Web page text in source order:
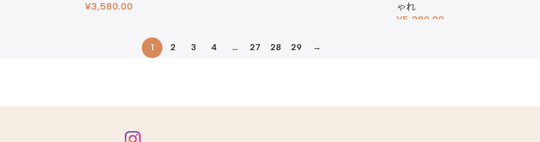
¥3,580.00
ゃれ​
¥5,280.00
1 2 3 4 … 27 28 29 →